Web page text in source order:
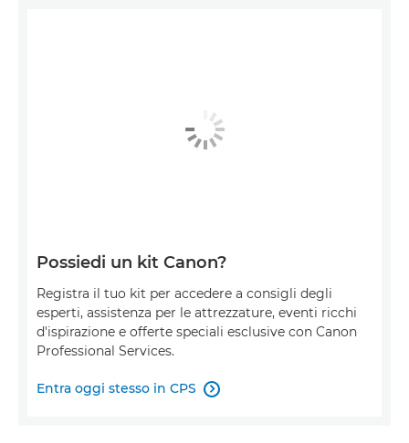
Possiedi un kit Canon?
Registra il tuo kit per accedere a consigli degli
esperti, assistenza per le attrezzature, eventi ricchi
d'ispirazione e offerte speciali esclusive con Canon
Professional Services.
Entra oggi stesso in CPS 